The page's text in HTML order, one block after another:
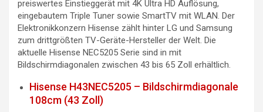
preiswertes Einstieggerät mit 4K Ultra HD Auflösung,
eingebautem Triple Tuner sowie SmartTV mit WLAN. Der
Elektronikkonzern Hisense zählt hinter LG und Samsung
zum drittgrößten TV-Geräte-Hersteller der Welt. Die
aktuelle Hisense NEC5205 Serie sind in mit
Bildschirmdiagonalen zwischen 43 bis 65 Zoll erhältlich.
Hisense H43NEC5205 – Bildschirmdiagonale
108cm (43 Zoll)